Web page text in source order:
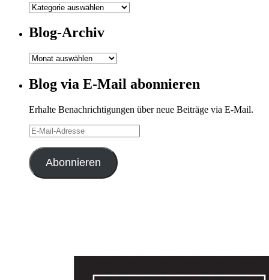
Meine
Blog-Archiv
Blog-
Blog via E-Mail abonnieren
Erhalte Benachrichtigungen über neue Beiträge via E-Mail.
E-
Mail-
Adresse
Abonnieren